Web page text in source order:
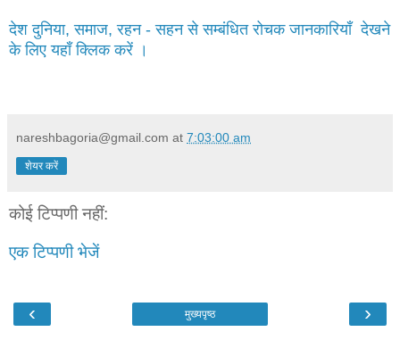
देश दुनिया, समाज, रहन - सहन से सम्बंधित रोचक जानकारियाँ देखने
के लिए यहाँ क्लिक करें ।
nareshbagoria@gmail.com at 7:03:00 am
शेयर करें
कोई टिप्पणी नहीं:
एक टिप्पणी भेजें
‹ ›
मुख्यपृष्ठ